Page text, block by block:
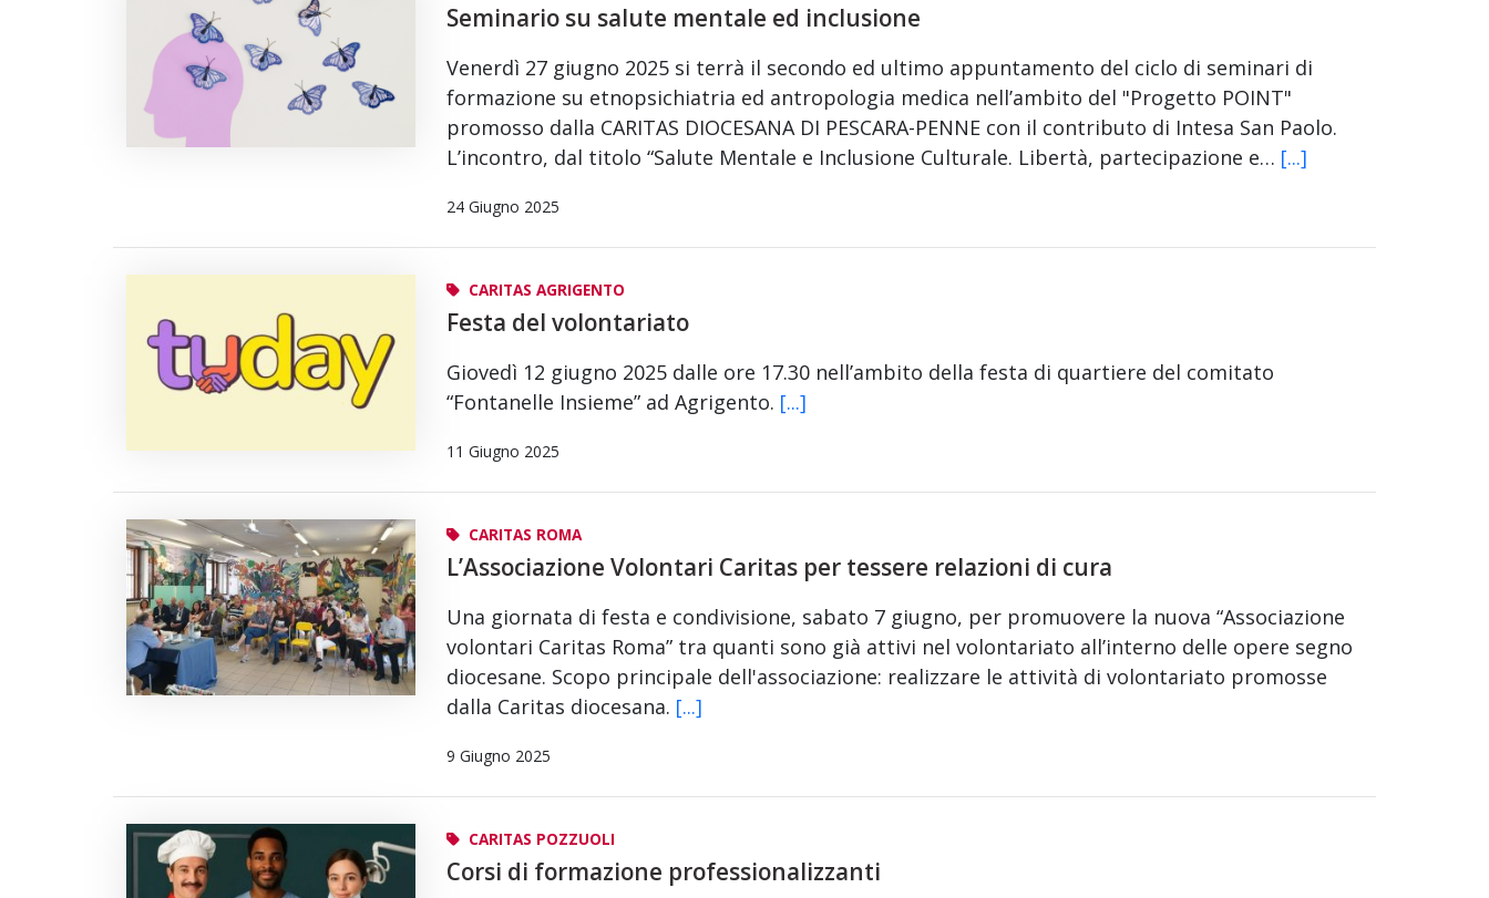
Seminario su salute mentale ed inclusione
Venerdì 27 giugno 2025 si terrà il secondo ed ultimo appuntamento del ciclo di seminari di
formazione su etnopsichiatria ed antropologia medica nell’ambito del "Progetto POINT"
promosso dalla CARITAS DIOCESANA DI PESCARA-PENNE con il contributo di Intesa San Paolo.
L’incontro, dal titolo “Salute Mentale e Inclusione Culturale. Libertà, partecipazione e… [...]
24 Giugno 2025
CARITAS AGRIGENTO
Festa del volontariato
Giovedì 12 giugno 2025 dalle ore 17.30 nell’ambito della festa di quartiere del comitato
“Fontanelle Insieme” ad Agrigento. [...]
11 Giugno 2025
CARITAS ROMA
L’Associazione Volontari Caritas per tessere relazioni di cura
Una giornata di festa e condivisione, sabato 7 giugno, per promuovere la nuova “Associazione
volontari Caritas Roma” tra quanti sono già attivi nel volontariato all’interno delle opere segno
diocesane. Scopo principale dell'associazione: realizzare le attività di volontariato promosse
dalla Caritas diocesana. [...]
9 Giugno 2025
CARITAS POZZUOLI
Corsi di formazione professionalizzanti